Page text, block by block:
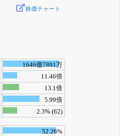
株価チャート
1646億7891万
11.46倍
13.1倍
5.99倍
2.3% (62)
52.26%